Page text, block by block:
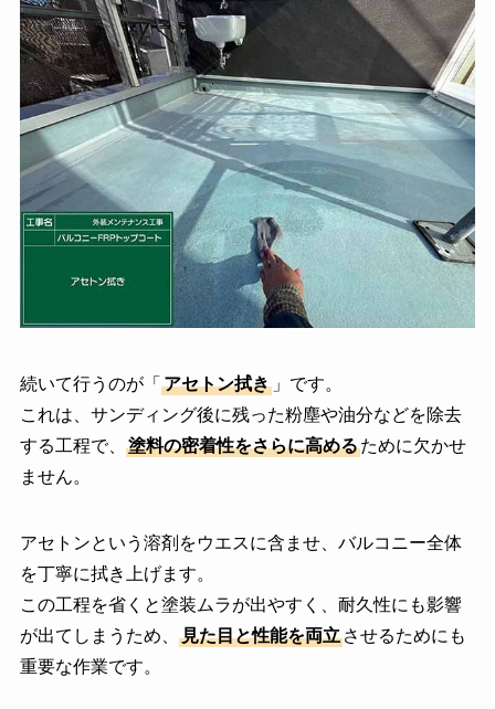
続いて行うのが「 アセトン拭き」です。
これは、サンディング後に残った粉塵や油分などを除去
する工程で、
塗料の密着性をさらに高めるために欠かせ
ません。
アセトンという溶剤をウエスに含ませ、バルコニー全体
を丁寧に拭き上げます。
この工程を省くと塗装ムラが出やすく、耐久性にも影響
が出てしまうため、
見た目と性能を両立させるためにも
重要な作業です。